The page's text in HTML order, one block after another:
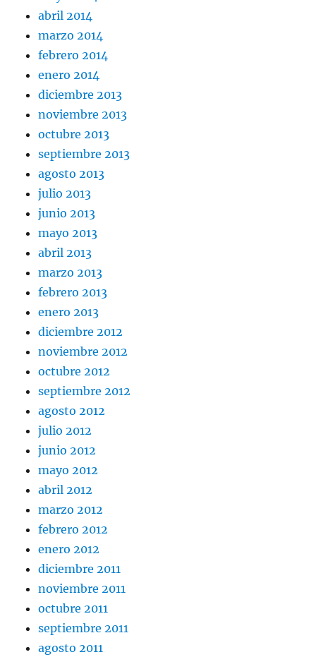
abril 2014
marzo 2014
febrero 2014
enero 2014
diciembre 2013
noviembre 2013
octubre 2013
septiembre 2013
agosto 2013
julio 2013
junio 2013
mayo 2013
abril 2013
marzo 2013
febrero 2013
enero 2013
diciembre 2012
noviembre 2012
octubre 2012
septiembre 2012
agosto 2012
julio 2012
junio 2012
mayo 2012
abril 2012
marzo 2012
febrero 2012
enero 2012
diciembre 2011
noviembre 2011
octubre 2011
septiembre 2011
agosto 2011